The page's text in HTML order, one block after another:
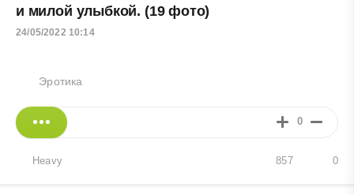
и милой улыбкой. (19 фото)
24/05/2022 10:14
Эротика
0
Heavy 0
857